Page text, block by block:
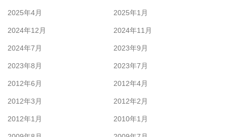
2025年4月 2025年1月
2024年12月 2024年11月
2024年7月 2023年9月
2023年8月 2023年7月
2012年6月 2012年4月
2012年3月 2012年2月
2012年1月 2010年1月